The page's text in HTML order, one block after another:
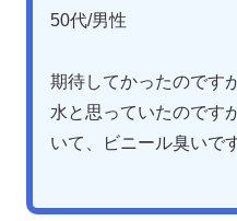
50代/男性
期待してかったのです
水と思っていたのです
いて、ビニール臭いで